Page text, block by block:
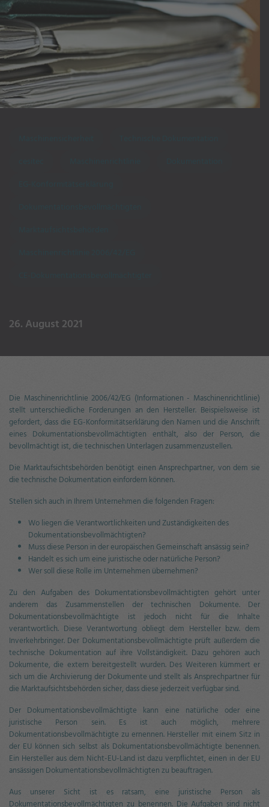
26. August 2021
Die Maschinenrichtlinie 2006/42/EG (Informationen - Maschinenrichtlinie)
stellt unterschiedliche Forderungen an den Hersteller. Beispielsweise ist
gefordert, dass die EG-Konformitätserklärung den Namen und die Anschrift
eines Dokumentationsbevollmächtigten enthält, also der Person, die
bevollmächtigt ist, die technischen Unterlagen zusammenzustellen.
Die Marktaufsichtsbehörden benötigt einen Ansprechpartner, von dem sie
die technische Dokumentation einfordern können.
Stellen sich auch in Ihrem Unternehmen die folgenden Fragen:
Wo liegen die Verantwortlichkeiten und Zuständigkeiten des
Dokumentationsbevollmächtigten?
Muss diese Person in der europäischen Gemeinschaft ansässig sein?
Handelt es sich um eine juristische oder natürliche Person?
Wer soll diese Rolle im Unternehmen übernehmen?
Zu den Aufgaben des Dokumentationsbevollmächtigten gehört unter
anderem das Zusammenstellen der technischen Dokumente. Der
Dokumentationsbevollmächtigte ist jedoch nicht für die Inhalte
verantwortlich. Diese Verantwortung obliegt dem Hersteller bzw. dem
Inverkehrbringer. Der Dokumentationsbevollmächtigte prüft außerdem die
technische Dokumentation auf ihre Vollständigkeit. Dazu gehören auch
Dokumente, die extern bereitgestellt wurden. Des Weiteren kümmert er
sich um die Archivierung der Dokumente und stellt als Ansprechpartner für
die Marktaufsichtsbehörden sicher, dass diese jederzeit verfügbar sind.
Der Dokumentationsbevollmächtigte kann eine natürliche oder eine
juristische Person sein. Es ist auch möglich, mehrere
Dokumentationsbevollmächtigte zu ernennen. Hersteller mit einem Sitz in
der EU können sich selbst als Dokumentationsbevollmächtigte benennen.
Ein Hersteller aus dem Nicht-EU-Land ist dazu verpflichtet, einen in der EU
ansässigen Dokumentationsbevollmächtigten zu beauftragen.
Aus unserer Sicht ist es ratsam, eine juristische Person als
Dokumentationsbevollmächtigten zu benennen. Die Aufgaben sind nicht